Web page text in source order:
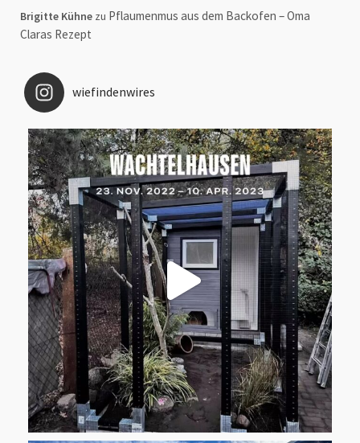
Brigitte Kühne zu Pflaumenmus aus dem Backofen – Oma
Claras Rezept
wiefindenwires